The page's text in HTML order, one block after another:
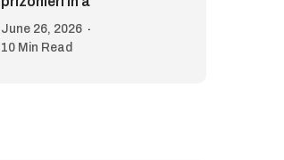
June 26, 2026
10 Min Read